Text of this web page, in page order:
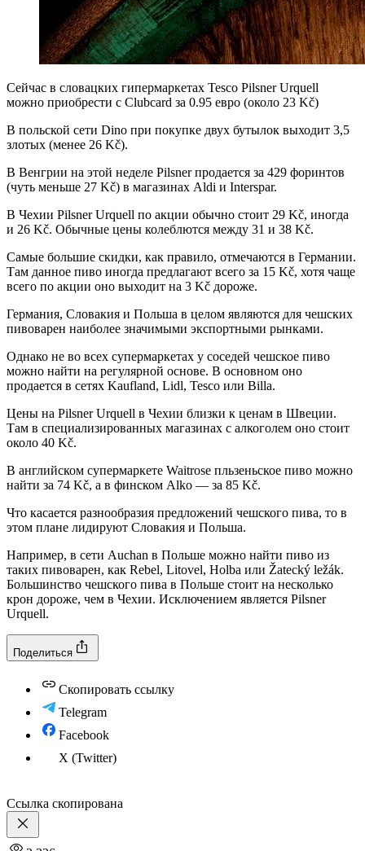
Сейчас в словацких гипермаркетах Tesco Pilsner Urquell
можно приобрести с Clubcard за 0.95 евро (около 23 Kč)
В польской сети Dino при покупке двух бутылок выходит 3,5
злотых (менее 26 Kč).
В Венгрии на этой неделе Pilsner продается за 429 форинтов
(чуть меньше 27 Kč) в магазинах Aldi и Interspar.
В Чехии Pilsner Urquell по акции обычно стоит 29 Kč, иногда
и 26 Kč. Обычные цены колеблются между 31 и 38 Kč.
Самые большие скидки, как правило, отмечаются в Германии.
Там данное пиво иногда предлагают всего за 15 Kč, хотя чаще
всего по акции оно выходит на 3 Kč дороже.
Германия, Словакия и Польша в целом являются для чешских
пивоварен наиболее значимыми экспортными рынками.
Однако не во всех супермаркетах у соседей чешское пиво
можно найти на регулярной основе. В основном оно
продается в сетях Kaufland, Lidl, Tesco или Billa.
Цены на Pilsner Urquell в Чехии близки к ценам в Швеции.
Там в специализированных магазинах с алкоголем оно стоит
около 40 Kč.
В английском супермаркете Waitrose пльзеньское пиво можно
найти за 74 Kč, а в финском Alko — за 85 Kč.
Что касается разнообразия предложений чешского пива, то в
этом плане лидируют Словакия и Польша.
Например, в сети Auchan в Польше можно найти пиво из
таких пивоварен, как Rebel, Litovel, Holba или Žatecký ležák.
Большинство чешского пива в Польше стоит на несколько
крон дороже, чем в Чехии. Исключением является Pilsner
Urquell.
Поделиться
Скопировать ссылку
Telegram
Facebook
X (Twitter)
Ссылка скопирована